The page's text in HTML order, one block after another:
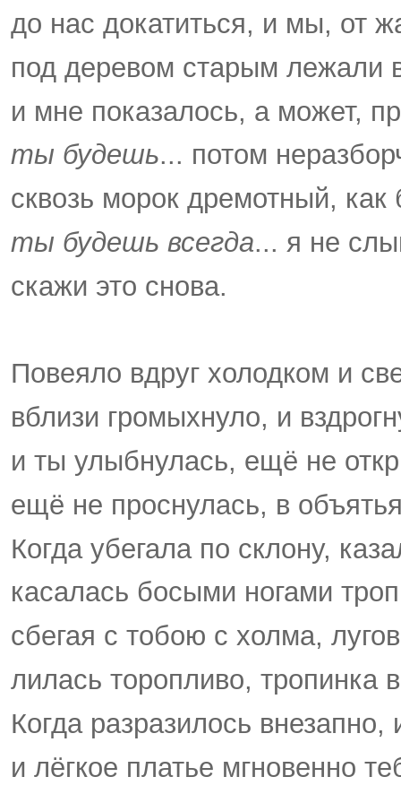
до нас докатиться, и мы, от
под деревом старым лежали
и мне показалось, а может,
ты будешь... потом
сквозь морок дремотный, как
ты будешь всегда... я не
скажи это снова.
Повеяло вдруг холодком и
вблизи громыхнуло, и
и ты улыбнулась, ещё не
ещё не проснулась, в
Когда убегала по склону,
касалась босыми ногами
сбегая с тобою с холма,
лилась торопливо, тропинка
Когда разразилось
и лёгкое платье мгновенно